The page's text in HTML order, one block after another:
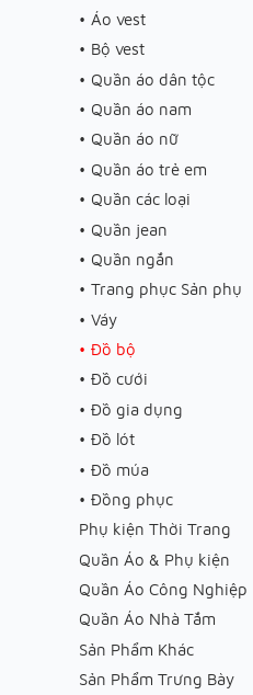
Áo vest
Bộ vest
Quần áo dân tộc
Quần áo nam
Quần áo nữ
Quần áo trẻ em
Quần các loại
Quần jean
Quần ngắn
Trang phục Sản phụ
Váy
Đồ bộ
Đồ cưới
Đồ gia dụng
Đồ lót
Đồ múa
Đồng phục
Phụ kiện Thời Trang
Quần Áo & Phụ kiện
Quần Áo Công Nghiệp
Quần Áo Nhà Tắm
Sản Phẩm Khác
Sản Phẩm Trưng Bày